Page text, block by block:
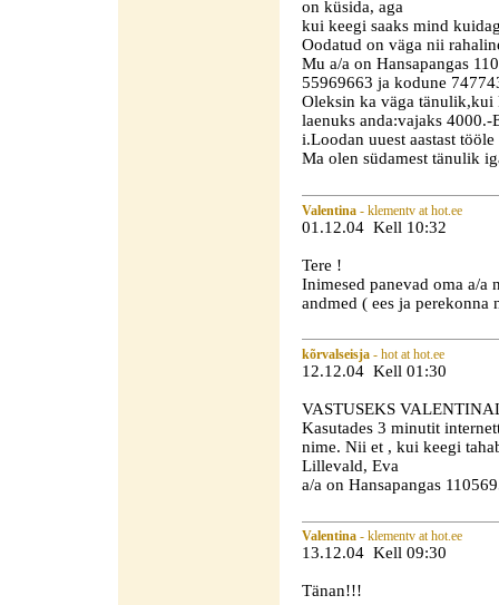
on küsida, aga
kui keegi saaks mind
Oodatud on väga nii
Mu a/a on Hansapangas
55969663 ja kodune
Oleksin ka väga tänulik,kui
laenuks anda:vajaks
i.Loodan uuest aastast tööle
Ma olen südamest tänulik
Valentina - klementv at hot.ee
01.12.04 Kell 10:32
Tere !
Inimesed panevad oma a/a
andmed ( ees ja
kõrvalseisja - hot at hot.ee
12.12.04 Kell 01:30
VASTUSEKS
Kasutades 3 minutit
nime. Nii et , kui keegi
Lillevald, Eva
a/a on Hansapangas
Valentina - klementv at hot.ee
13.12.04 Kell 09:30
Tänan!!!